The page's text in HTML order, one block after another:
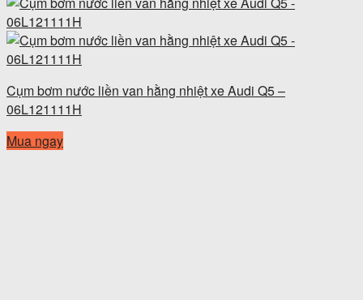
Cụm bơm nước liền van hằng nhiệt xe Audi Q5 –
06L121111H
Mua ngay